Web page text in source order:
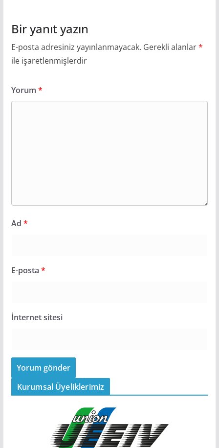
Bir yanıt yazın
E-posta adresiniz yayınlanmayacak. Gerekli alanlar*
ile işaretlenmişlerdir
Yorum *
Ad *
E-posta *
İnternet sitesi
Kurumsal Üyeliklerimiz